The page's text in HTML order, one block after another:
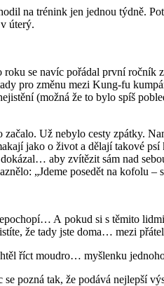
na trénink jen jednou týdně.
úterý.
roku se navíc pořádal první ročník
pro změnu mezi Kung-fu
(možná že to bylo spíš
začalo. Už nebylo cesty zpátky.
jako o život a dělají takové psí
aby zvítězit sám nad
„Jdeme posedět na kofolu –
A pokud si s těmito
že tady jste doma… mezi
říct moudro… myšlenku
se pozná tak, že podává nejlepší